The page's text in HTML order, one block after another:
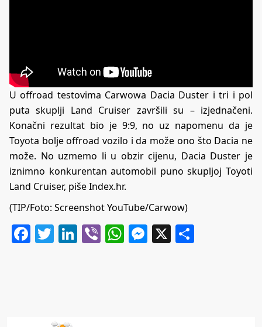
U offroad testovima Carwowa Dacia Duster i tri i pol
puta skuplji Land Cruiser završili su – izjednačeni.
Konačni rezultat bio je 9:9, no uz napomenu da je
Toyota bolje offroad vozilo i da može ono što Dacia ne
može. No uzmemo li u obzir cijenu, Dacia Duster je
iznimno konkurentan automobil puno skupljoj Toyoti
Land Cruiser, pišeIndex.hr.
(TIP/Foto: Screenshot YouTube/Carwow)
Facebook
Twitter
LinkedIn
ViberWhatsApp
Messenger
X